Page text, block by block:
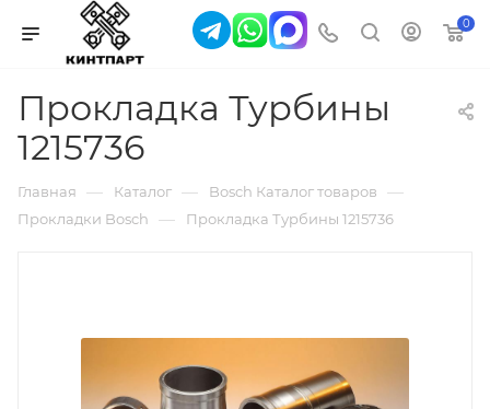
0
Прокладка Турбины
1215736
Главная — Каталог — Bosch Каталог товаров —
Прокладки Bosch — Прокладка Турбины 1215736